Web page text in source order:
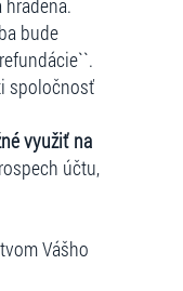
bude
spoločnosť
využiť na
účtu,
Vášho